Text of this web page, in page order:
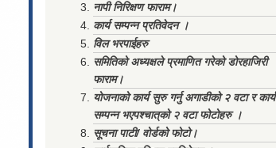
नापी निरिक्षण फाराम।
कार्य सम्पन्न प्रतिवेदन ।
विल भरपाईहरु
समितिको अध्यक्षले प्रमाणित गरेको डोरहाजिरी
फाराम।
योजनाको कार्य सुरु गर्नु अगाडीको २ वटा र कार्य
सम्पन्न भएपश्चात्‌को २ वटा फोटोहरु ।
सूचना पाटी/ वोर्डको फोटो।